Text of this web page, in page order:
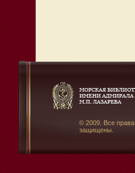
© 2009. Все права
защищены.